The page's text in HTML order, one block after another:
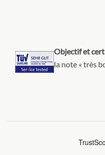
Objectif et
la note « très